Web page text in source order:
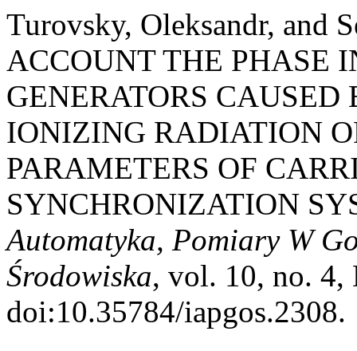
Turovsky, Oleksandr, and
ACCOUNT THE PHASE
GENERATORS
IONIZING RADIATION
PARAMETERS OF
SYNCHRONIZATION
Automatyka, Pomiary W
Środowiska, vol. 10, no. 4,
doi:10.35784/iapgos.2308.